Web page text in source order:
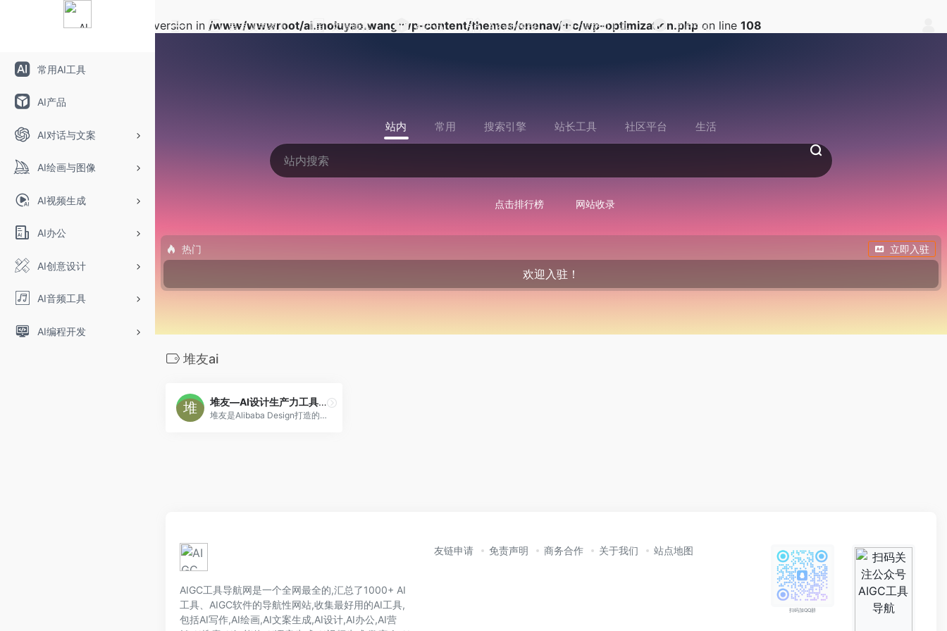
: Array to string conversion in /www/wwwroot/ai.moluyao.wang/wp-content/themes/onenav/inc/wp-optimization.php on line 108
常用AI工具
AI产品
AI对话与文案
AI绘画与图像
AI视频生成
AI办公
AI创意设计
AI音频工具
AI编程开发
自定义书签页 文章博客 AI产品 AI行业快报 提交AI工具 中户中心
站内 常用 搜索引擎 站长工具 社区平台 生活
点击排行榜 网站收录
热门 立即入驻
欢迎入驻！
堆友ai
堆友—AI设计生产力工具：零门槛AI绘画+多种电商设计神器
堆友是Alibaba Design打造的设计师全成长周期服务平台
AIGC工具导航网是一个全网最全的,汇总了1000+ AI
工具、AIGC软件的导航性网站,收集最好用的AI工具,
包括AI写作,AI绘画,AI文案生成,AI设计,AI办公,AI营
友链申请 免责声明 商务合作 关于我们 站点地图
扫码加QQ群